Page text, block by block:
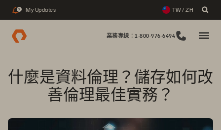
2 My Updates TW / ZH
業務專線：1-800-976-6494
什麼是資料倫理？儲存如何改
善倫理最佳實務？